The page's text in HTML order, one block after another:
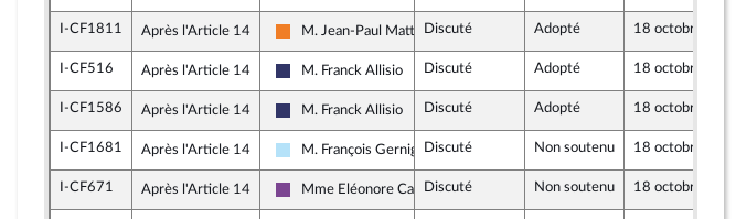
I-CF1811 Après l'Article 14
Les Démocrates
M. Jean-Paul MatteiDiscuté Adopté 18 octobre 2024
I-CF516 Après l'Article 14
Rassemblement National
M. Franck Allisio Discuté Adopté 18 octobre 2024
I-CF1586 Après l'Article 14
Rassemblement National
M. Franck Allisio Discuté Adopté 18 octobre 2024
I-CF1681 Après l'Article 14
Horizons & Indépendants
M. François GernigonDiscuté Non soutenu 18 octobre 2024
I-CF671 Après l'Article 14
Ensemble pour la République
Mme Eléonore CaroitDiscuté Non soutenu 18 octobre 2024